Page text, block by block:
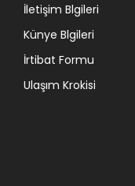
İletişim Blgileri
Künye Blgileri
İrtibat Formu
Ulaşım Krokisi